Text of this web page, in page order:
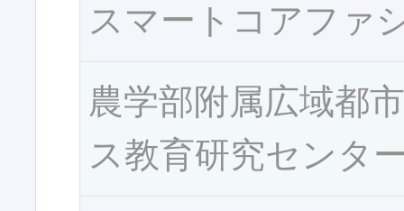
スマートコアファ
農学部附属広域都
ス教育研究センタ